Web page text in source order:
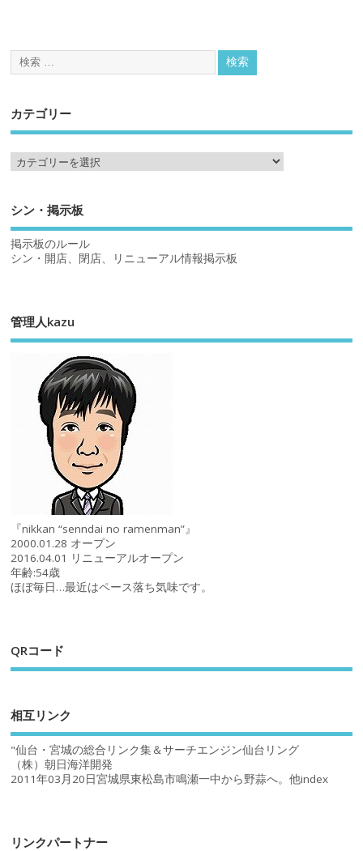
カテゴリー
シン・掲示板
掲示板のルール
シン・開店、閉店、リニューアル情報掲示板
管理人kazu
『nikkan “senndai no ramenman”』
2000.01.28 オープン
2016.04.01 リニューアルオープン
年齢:54歳
ほぼ毎日…最近はペース落ち気味です。
QRコード
相互リンク
"仙台・宮城の総合リンク集＆サーチエンジン仙台リング
（株）朝日海洋開発
2011年03月20日宮城県東松島市鳴瀬一中から野蒜へ。他index
リンクパートナー